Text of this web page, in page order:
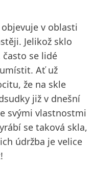
v oblasti
Jelikož sklo
se lidé
Ať už
že na skle
již v dnešní
svými vlastnostmi
se taková skla,
údržba je velice